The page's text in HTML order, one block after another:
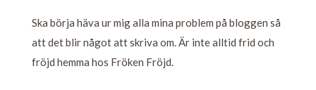
Ska börja häva ur mig alla mina problem på bloggen så
att det blir något att skriva om. Är inte alltid frid och
fröjd hemma hos Fröken Fröjd.